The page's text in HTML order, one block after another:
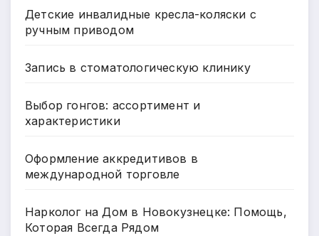
Детские инвалидные кресла-коляски с
ручным приводом
Запись в стоматологическую клинику
Выбор гонгов: ассортимент и
характеристики
Оформление аккредитивов в
международной торговле
Нарколог на Дом в Новокузнецке: Помощь,
Которая Всегда Рядом